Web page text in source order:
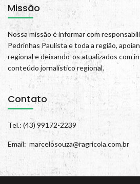
Missão
Nossa missão é informar com
Pedrinhas Paulista e toda a região,
regional e deixando-os atualizados com
conteúdo jornalístico regional.
Contato
Tel.: (43) 99172-2239
Email: marcelosouza@ragricola.com.br